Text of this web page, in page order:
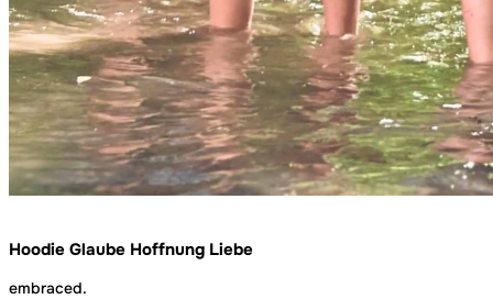
Hoodie Glaube Hoffnung Liebe
embraced.